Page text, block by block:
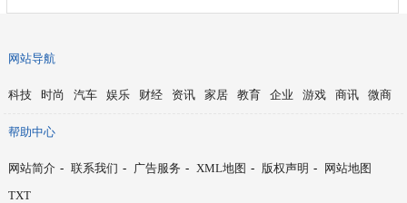
网站导航
科技 时尚 汽车 娱乐 财经 资讯 家居 教育 企业 游戏 商讯 微商
帮助中心
网站简介 - 联系我们 - 广告服务 - XML地图 - 版权声明 -
网站地图
TXT